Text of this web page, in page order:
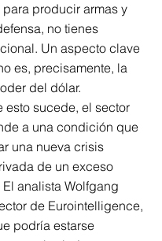
producir armas y
no tienes
Un aspecto clave
es, precisamente, la
del dólar.
esto sucede, el sector
a una condición que
una nueva crisis
de un exceso
analista Wolfgang
de Eurointelligence,
podría estarse